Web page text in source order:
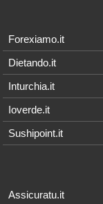
Forexiamo.it
Dietando.it
Inturchia.it
Ioverde.it
Sushipoint.it
Assicuratu.it